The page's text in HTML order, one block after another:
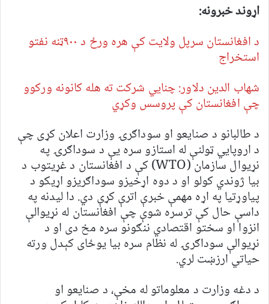
اړوند خبرونه:
د افغانستان سرپل ولایت کې هره ورځ د ۹۰۰ټنه نفتو
استخراج
شهاب الدین دلاور: چنايي شرکت ته هله کانونه ورکوو
چې افغانستان کې پروسس وکړي
د طالبانو د صنایعو او سوداګرۍ وزارت اعلان کړی چې
د اروپايي ټولنې له استازو سره یې د سوداګرۍ په
نړیوال سازمان (WTO) کې د افغانستان د غړیتوب د
بیا ژوندي کولو او د دوه اړخیزو سوداګریزو اړیکو د
پیاوړتیا په اړه مهمې خبرې اترې کړې دي. دا لیدنه په
داسې حال کې ترسره شوې چې افغانستان له نړیوالې
انزوا او سختو اقتصادي ننګونو سره مخ دی او د
نړیوالې سوداګرۍ له نظام سره بیا یوځای کېدل ورته
حیاتي ارزښت لري.
د دغه وزارت د معلوماتو له مخې، د صنایعو او